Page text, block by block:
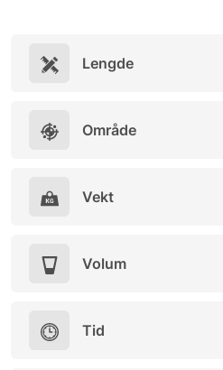
Lengde
Område
Vekt
Volum
Tid